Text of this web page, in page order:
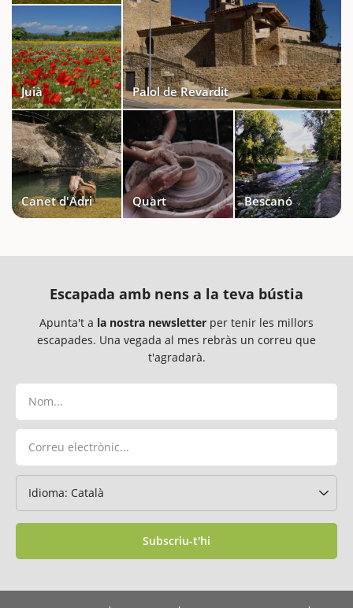
Juià Palol de Revardit
Canet d'Adri Quart Bescanó
Escapada amb nens a la teva bústia
Apunta't a la nostra newsletter per tenir les millors
escapades. Una vegada al mes rebràs un correu que
t'agradarà.
Subscriu-t'hi